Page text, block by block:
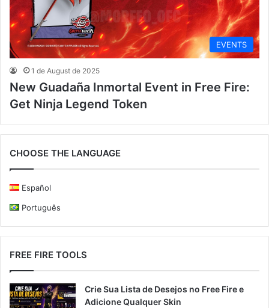
EVENTS
1 de August de 2025
New Guadaña Inmortal Event in Free Fire:
Get Ninja Legend Token
CHOOSE THE LANGUAGE
Español
Português
FREE FIRE TOOLS
Crie Sua Lista de Desejos no Free Fire e
Adicione Qualquer Skin